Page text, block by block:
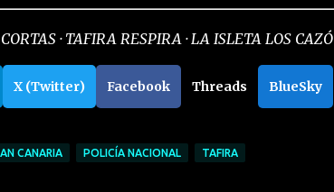
· TAFIRA RESPIRA · LA ISLETA LOS CAZÓ
X (Twitter) Facebook Threads BlueSky
CANARIA POLICÍA NACIONAL TAFIRA